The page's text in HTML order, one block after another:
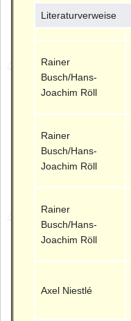
Literaturverweise
Rainer
Busch/Hans-
Joachim Röll
Rainer
Busch/Hans-
Joachim Röll
Rainer
Busch/Hans-
Joachim Röll
Axel Niestlé